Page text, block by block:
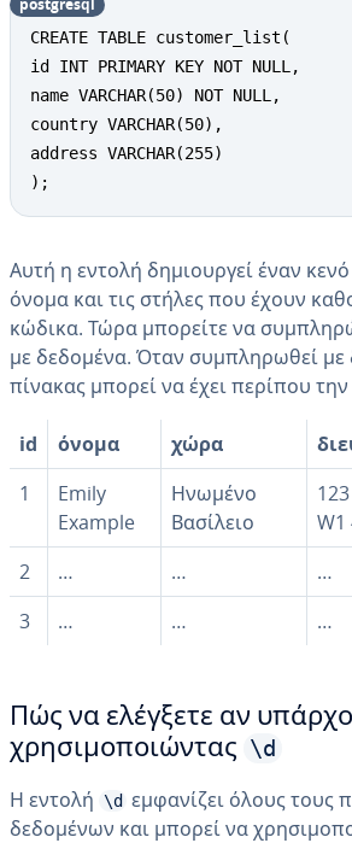
CREATE TABLE customer_list(
id INT PRIMARY KEY NOT NULL,
name VARCHAR(50) NOT NULL,
country VARCHAR(50),
address VARCHAR(255)
);
postgresql
Αυτή η εντολή δημιουργεί έναν
όνομα και τις στήλες που έχουν
κώδικα. Τώρα μπορείτε να
με δεδομένα. Όταν συμπληρωθεί με
πίνακας μπορεί να έχει περίπου
id όνομα χώρα
1
Emily
Example
Ηνωμένο
Βασίλειο
W1
2
… …
…
3
… … …
Πώς να ελέγξετε αν
χρησιμοποιώντας \d
Η εντολή \d εμφανίζει όλους τους
δεδομένων και μπορεί να